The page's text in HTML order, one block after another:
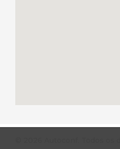
© 2026 Autoconf. Todos os